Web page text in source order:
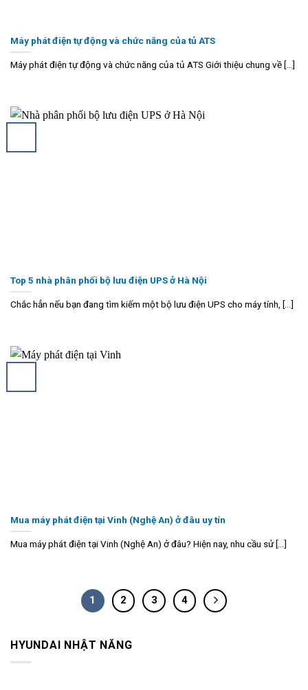
Máy phát điện tự động và chức năng của tủ ATS
Máy phát điện tự động và chức năng của tủ ATS Giới thiệu chung về [...]
Top 5 nhà phân phối bộ lưu điện UPS ở Hà Nội
Chắc hẳn nếu bạn đang tìm kiếm một bộ lưu điện UPS cho máy tính, [...]
Mua máy phát điện tại Vinh (Nghệ An) ở đâu uy tín
Mua máy phát điện tại Vinh (Nghệ An) ở đâu? Hiện nay, nhu cầu sử [...]
1 2 3 4
HYUNDAI NHẬT NĂNG